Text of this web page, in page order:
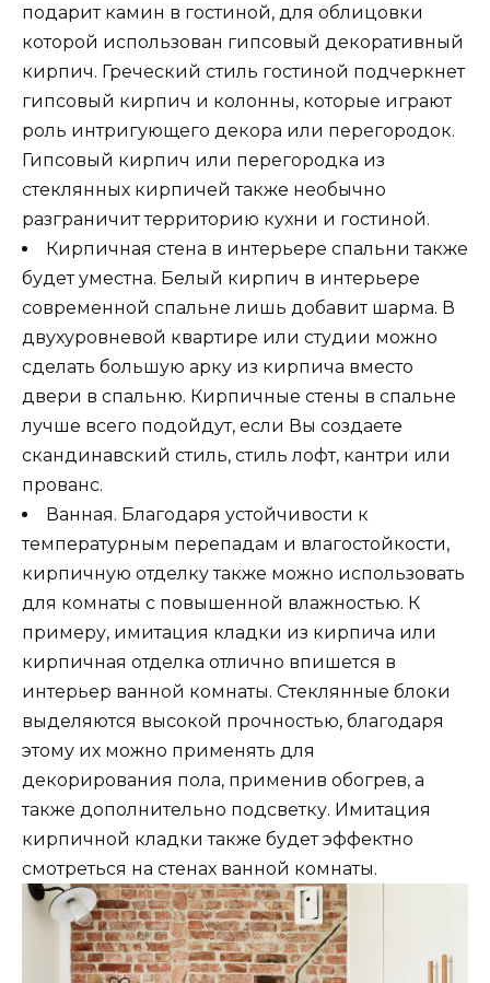
подарит камин в гостиной, для облицовки
которой использован гипсовый декоративный
кирпич. Греческий стиль гостиной подчеркнет
гипсовый кирпич и колонны, которые играют
роль интригующего декора или перегородок.
Гипсовый кирпич или перегородка из
стеклянных кирпичей также необычно
разграничит территорию кухни и гостиной.
Кирпичная стена в интерьере спальни также
будет уместна. Белый кирпич в интерьере
современной спальне лишь добавит шарма. В
двухуровневой квартире или студии можно
сделать большую арку из кирпича вместо
двери в спальню. Кирпичные стены в спальне
лучше всего подойдут, если Вы создаете
скандинавский стиль, стиль лофт, кантри или
прованс.
Ванная. Благодаря устойчивости к
температурным перепадам и влагостойкости,
кирпичную отделку также можно использовать
для комнаты с повышенной влажностью. К
примеру, имитация кладки из кирпича или
кирпичная отделка отлично впишется в
интерьер ванной комнаты. Стеклянные блоки
выделяются высокой прочностью, благодаря
этому их можно применять для
декорирования пола, применив обогрев, а
также дополнительно подсветку. Имитация
кирпичной кладки также будет эффектно
смотреться на стенах ванной комнаты.